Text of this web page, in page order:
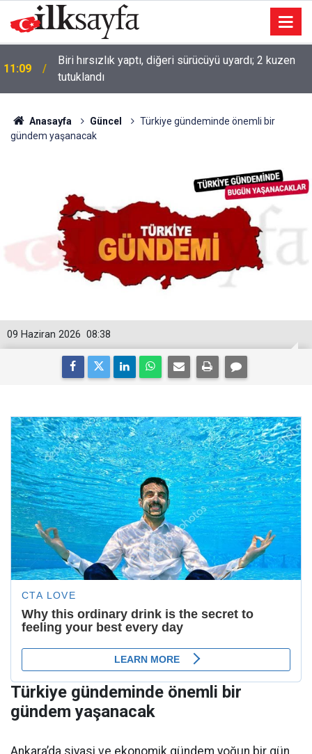
11:09
Biri hırsızlık yaptı, diğeri sürücüyü uyardı; 2 kuzen
tutuklandı
Anasayfa Güncel
Türkiye gündeminde önemli bir
gündem yaşanacak
08:38
09 Haziran 2026
Türkiye gündeminde önemli bir
gündem yaşanacak